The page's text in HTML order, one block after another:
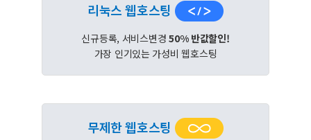
리눅스 웹호스팅
신규등록, 서비스변경50% 반값할인!
가장 인기있는 가성비 웹호스팅
무제한 웹호스팅